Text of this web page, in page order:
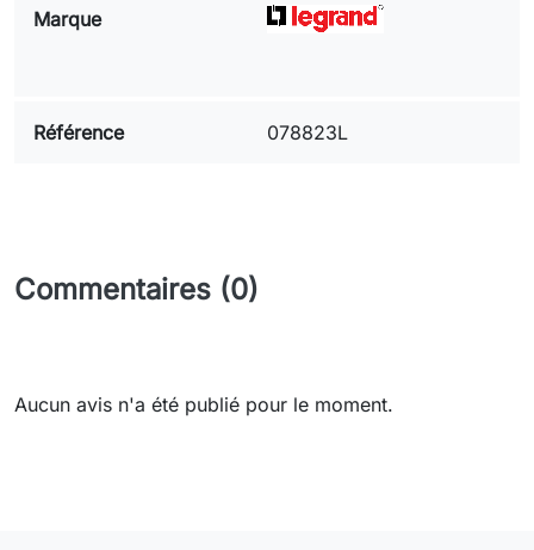
Marque
Référence 078823L
Commentaires (0)
Aucun avis n'a été publié pour le moment.